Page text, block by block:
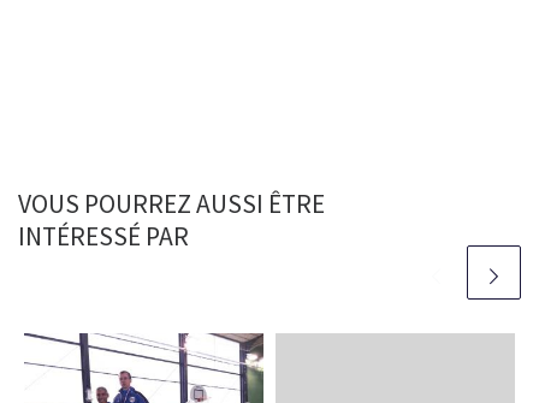
VOUS POURREZ AUSSI ÊTRE
INTÉRESSÉ PAR